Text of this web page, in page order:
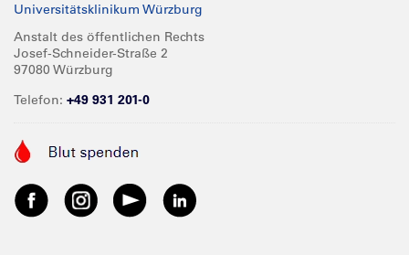
Forschung
Karriere
Glossar
Spenden
Anreise
Compliance
Impressum
Barrierefreiheit
Universitätsklinikum Würzburg
Anstalt des öffentlichen Rechts
Josef-Schneider-Straße 2
97080 Würzburg
Telefon: +49 931 201-0